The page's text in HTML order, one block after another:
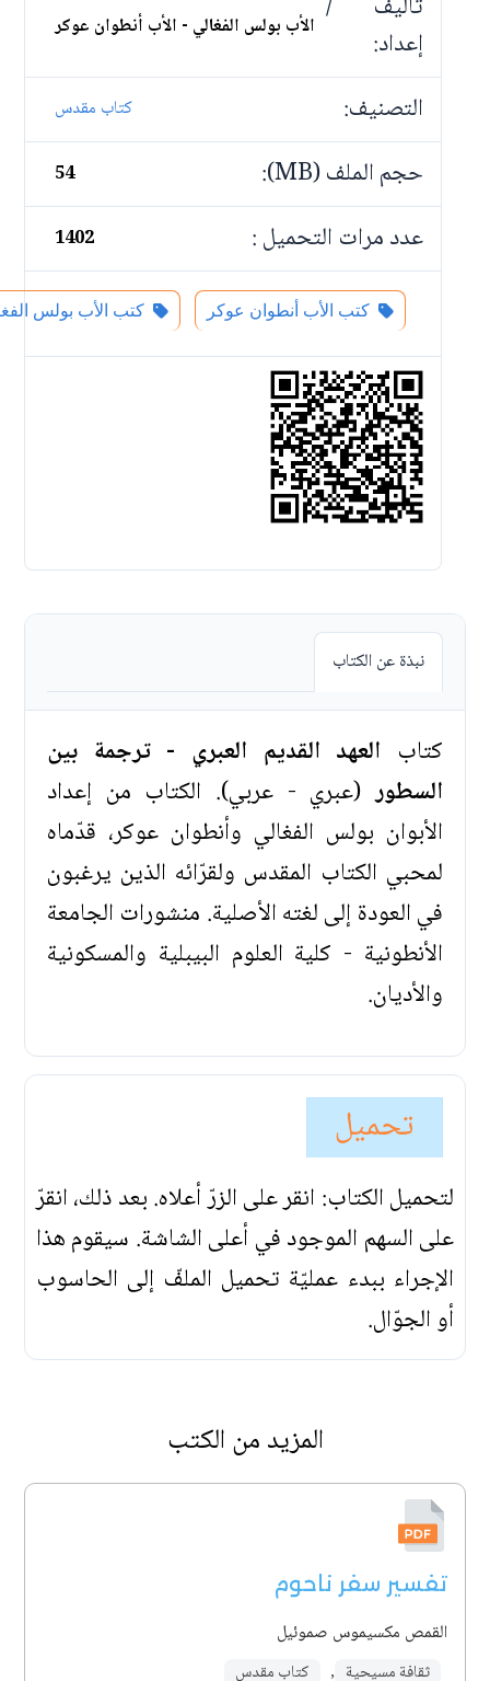
إعداد:
الأب بولس الفغالي - الأب أنطوان عوكر
التصنيف: كتاب مقدس
حجم الملف (MB): 54
عدد مرات التحميل : 1402
كتب الأب أنطوان عوكر كتب الأب بولس
نبذة عن الكتاب
كتاب العهد القديم العبري - ترجمة بين
السطور(عبري - عربي). الكتاب من إعداد
الأبوان بولس الفغالي وأنطوان عوكر، قدّماه
لمحبي الكتاب المقدس ولقرّائه الذين يرغبون
في العودة إلى لغته الأصلية. منشورات الجامعة
الأنطونية - كلية العلوم البيبلية والمسكونية
والأديان.
تحميل
لتحميل الكتاب: انقر على الزرّ أعلاه. بعد ذلك، انقرّ
على السهم الموجود في أعلى الشاشة. سيقوم هذا
الإجراء ببدء عمليّة تحميل الملفّ إلى الحاسوب
أو الجوّال.
المزيد من الكتب
تفسير سفر ناحوم
القمص مكسيموس صموئيل
ثقافة مسيحية , كتاب مقدس